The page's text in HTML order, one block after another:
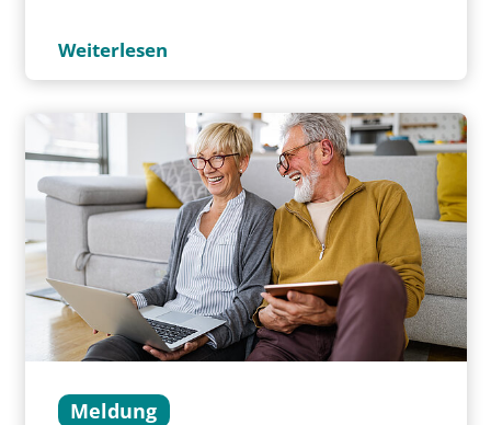
Weiterlesen
Meldung